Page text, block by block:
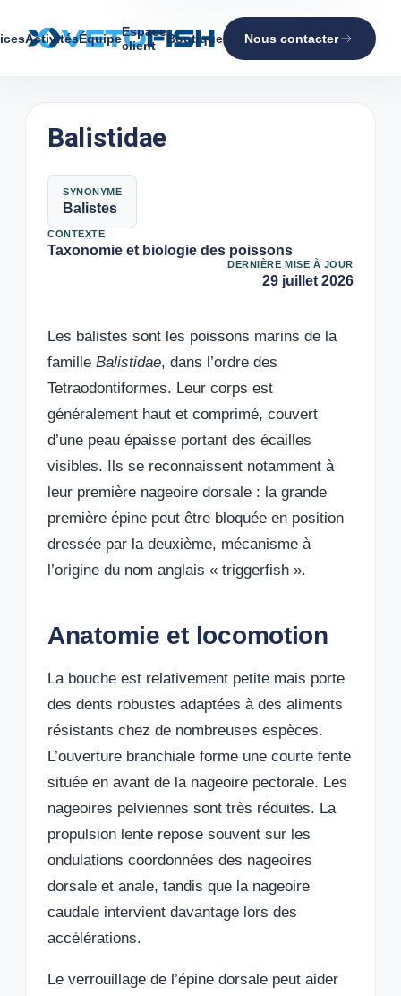
ActivitésÉquipeEspace
client
Boutique Nous contacter
Balistidae
SYNONYME
Balistes
CONTEXTE
Taxonomie et biologie des poissons
DERNIÈRE MISE À JOUR
29 juillet 2026
Les balistes sont les poissons marins de la
famille Balistidae, dans l’ordre des
Tetraodontiformes. Leur corps est
généralement haut et comprimé, couvert
d’une peau épaisse portant des écailles
visibles. Ils se reconnaissent notamment à
leur première nageoire dorsale : la grande
première épine peut être bloquée en position
dressée par la deuxième, mécanisme à
l’origine du nom anglais « triggerfish ».
Anatomie et locomotion
La bouche est relativement petite mais porte
des dents robustes adaptées à des aliments
résistants chez de nombreuses espèces.
L’ouverture branchiale forme une courte fente
située en avant de la nageoire pectorale. Les
nageoires pelviennes sont très réduites. La
propulsion lente repose souvent sur les
ondulations coordonnées des nageoires
dorsale et anale, tandis que la nageoire
caudale intervient davantage lors des
accélérations.
Le verrouillage de l’épine dorsale peut aider